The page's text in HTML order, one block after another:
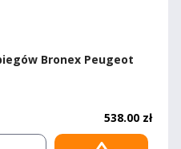
Bronex Peugeot
538.00 zł